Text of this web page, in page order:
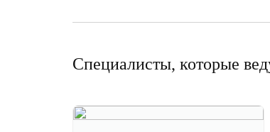
Специалисты, которые